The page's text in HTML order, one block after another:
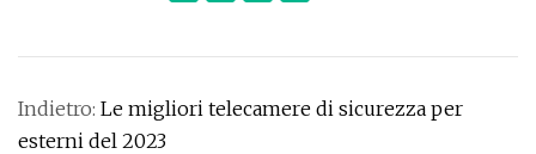
Indietro: Le migliori telecamere di sicurezza per
esterni del 2023